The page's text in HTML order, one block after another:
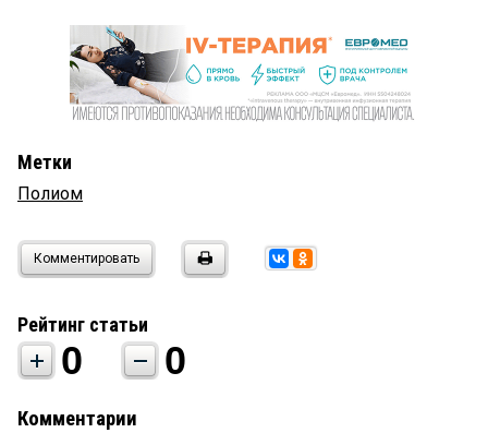
Метки
Полиом
Комментировать
Рейтинг статьи
0 0
Комментарии